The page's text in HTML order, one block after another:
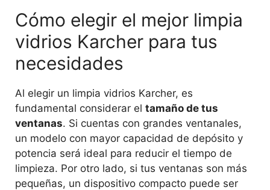
Cómo elegir el mejor limpia
vidrios Karcher para tus
necesidades
Al elegir un limpia vidrios Karcher, es
fundamental considerar el tamaño de tus
ventanas. Si cuentas con grandes ventanales,
un modelo con mayor capacidad de depósito y
potencia será ideal para reducir el tiempo de
limpieza. Por otro lado, si tus ventanas son más
pequeñas, un dispositivo compacto puede ser